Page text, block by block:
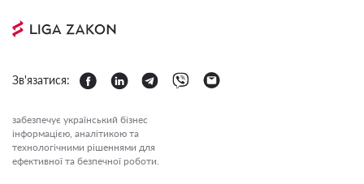
Зв'язатися:
забезпечує український бізнес
інформацією, аналітикою та
технологічними рішеннями для
ефективної та безпечної роботи.